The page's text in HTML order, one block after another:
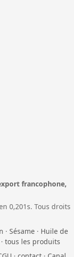
francophone,
0,201s. Tous droits
· Sésame · Huile de
· tous les produits